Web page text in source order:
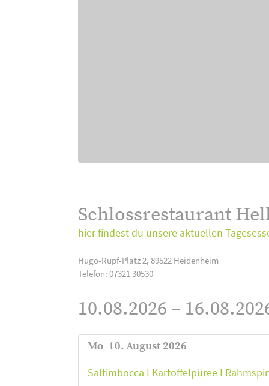
Schlossrestaurant
hier findest du unsere aktuellen
Hugo-Rupf-Platz 2, 89522 Heidenheim
Telefon: 07321 30530
10.08.2026 –
Mo 10. August 2026
Saltimbocca I Kartoffelpüree I